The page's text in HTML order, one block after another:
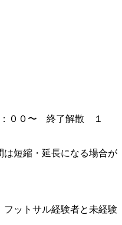
００〜 終了解散 １
短縮・延長になる場合が
フットサル経験者と未経験